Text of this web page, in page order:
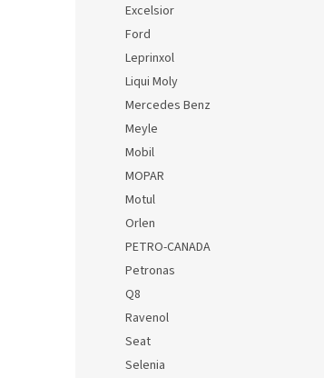
Excelsior
Ford
Leprinxol
Liqui Moly
Mercedes Benz
Meyle
Mobil
MOPAR
Motul
Orlen
PETRO-CANADA
Petronas
Q8
Ravenol
Seat
Selenia